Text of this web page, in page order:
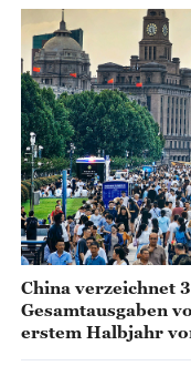
China verzeichnet
Gesamtausgaben
erstem Halbjahr